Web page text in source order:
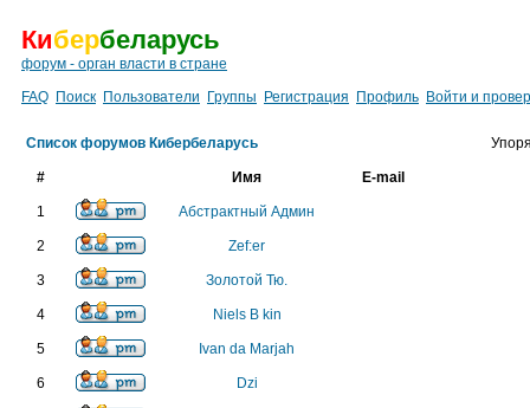
Кибербеларусь
форум - орган власти в стране
FAQ Поиск Пользователи Группы Регистрация Профиль Войти и
Список форумов Кибербеларусь
# Имя E-mail
1 Абстрактный Админ
2 Zef:er
3 Золотой Тю.
4 Niels B kin
5 Ivan da Marjah
6 Dzi